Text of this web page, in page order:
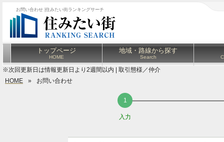
お問い合わせ |住みたい街ランキングサーチ
トップページ
HOME
地域・路線から探す
Search
※次回更新日は情報更新日より2週間以内 | 取引態様／仲介
HOME
» お問い合わせ
入力